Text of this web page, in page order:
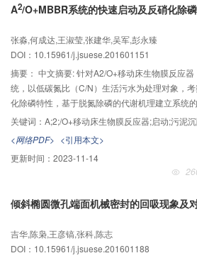
合物材料的时温等效性以及松弛时间分布计算出
进行5参数拟合，得到预测材料实际工况温度下的
式。根据聚合物材料的时温等效性以及松弛时间
试样在特殊条件下的平移因子αT。结果表明，在
到75 ℃的平移因子是10.97，95 ℃平移到75 ℃
量为20%时，85 ℃平移到75 ℃的平移因子是
和蠕变行为，相关系数R2的数值在0.975以上，
在75 ℃下两种恒定应变中的平衡应力σ∞及75 ℃
衡应变。应力松弛实验和数学模拟表明，75 ℃温
的应力松弛过程的平衡应力σ∞分别为3.983和
MPa压力下，PE-XRT70压缩试样的蠕变过程的
A2/O+MBBR系统的快速启动及反硝化除
张淼,何成达,王淑莹,张建华,吴军,彭永臻
DOI：10.15961/j.jsuese.201601151
摘要： 中文摘要: 针对A2/O+移动床生物膜反应
统，以低碳氮比（C/N）生活污水为处理对象，
化除磷特性，基于脱氮除磷的代谢机理建立系统
明：启动过程历时21 d完成，污泥结构稳定且具
mL/gMLSS以下，反硝化聚磷菌（DNPAOs）占
种污泥时的10.87%增加到25.46%。启动过程，
A2/O反应器可实现碳源的高效利用；硝化过程为
NO3--N的变化密切相关，除了缺氧区的同步脱氮
A2/O+MBBR系统可实现有机物、氮、磷等污染物
段出水COD、NH4+-N、TN和PO43--P浓度分别
关键词： A;2;/O+移动床生物膜反应器;启动;污泥沉
<网络PDF> <引用本文>
更新时间： 2023-11-14
倾斜椭圆微孔端面机械密封的回吸现象及
吉华,陈枭,王彦镐,张科,陈志
DOI：10.15961/j.jsuese.201601188